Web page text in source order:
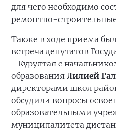
для чего необходимо
ремонтно-
Также в ходе приема
встреча депутатов
- Курултая с
образования Лилией
директорами школ
обсудили вопросы
образовательными
муниципалитета